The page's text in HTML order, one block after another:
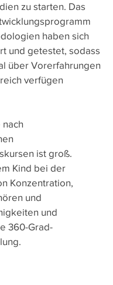
zu starten. Das
haben sich
und getestet, sodass
über Vorerfahrungen
verfügen
ist groß.
Kind bei der
Konzentration,
und
und
360-Grad-